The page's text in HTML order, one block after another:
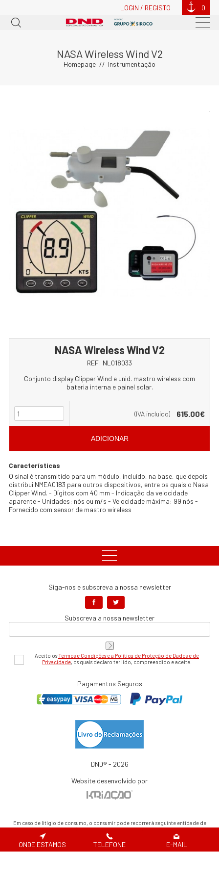
LOGIN / REGISTO 0
NASA Wireless Wind V2
Homepage Instrumentação
NASA Wireless Wind V2
REF: NL018033
Conjunto display Clipper Wind e unid. mastro wireless com
bateria interna e painel solar.
(IVA incluído) 615.00€
ADICIONAR
Características
O sinal é transmitido para um módulo, incluído, na base, que depois
distribui NMEA0183 para outros dispositivos, entre os quais o Nasa
Clipper Wind. - Dígitos com 40 mm - Indicação da velocidade
aparente - Unidades: nós ou m/s - Velocidade máxima: 99 nós -
Fornecido com sensor de mastro wireless
Siga-nos e subscreva a nossa newsletter
Subscreva a nossa newsletter
Aceito osTermos e Condições e a Política de Proteção de Dados e de
Privacidade , os quais declaro ter lido, compreendido e aceite.
Pagamentos Seguros
DND® - 2026
Website desenvolvido por
Em caso de litígio de consumo, o consumir pode recorrer à seguinte entidade de
resolução alternativa de litígio de consumo:
Centro de Arbitragem de Conflitos de Consumo de Lisboa | Tel.: 218 807 030 |
www.centroarbitragemlisboa.pt
Para atualizações e mais informações, consulte o Portal do Consumir em
ONDE ESTAMOS TELEFONE E-MAIL